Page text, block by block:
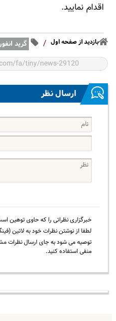
اقدام نمایید.
بازدید از صفحه اول / گرید
ارسال نظر
خبرگزاری نظراتی را که حاوی توهین
لطفا از نوشتن نظرات خود به لاتین
توصیه می شود به جای ارسال نظرات
منفی استفاده کنید.